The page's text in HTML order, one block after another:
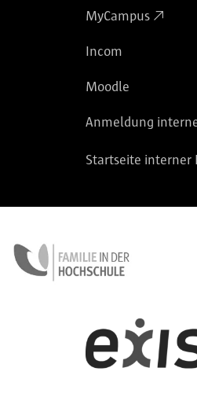
MyCampus
Incom
Moodle
Anmeldung
Startseite interner